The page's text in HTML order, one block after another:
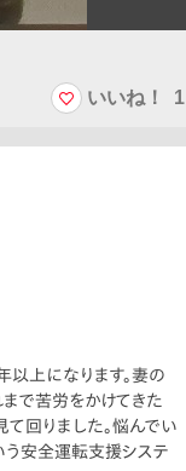
いいね！ 1
上になります。妻の
で苦労をかけてきた
回りました。悩んでい
う安全運転支援システ